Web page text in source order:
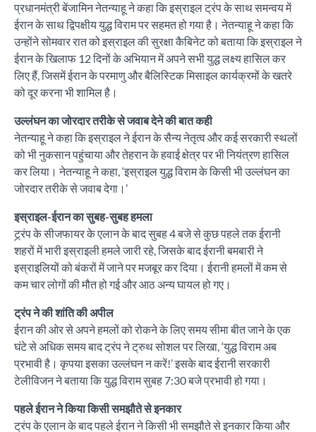
प्रधानमंत्री बेंजामिन नेतन्याहू ने कहा कि इस्राइल ट्रंप के साथ समन्वय में
ईरान के साथ द्विपक्षीय युद्ध विराम पर सहमत हो गया है। नेतन्याहू ने कहा कि
उन्होंने सोमवार रात को इस्राइल की सुरक्षा कैबिनेट को बताया कि इस्राइल ने
ईरान के खिलाफ 12 दिनों के अभियान में अपने सभी युद्ध लक्ष्य हासिल कर
लिए हैं, जिसमें ईरान के परमाणु और बैलिस्टिक मिसाइल कार्यक्रमों के खतरे
को दूर करना भी शामिल है।
उल्लंघन का जोरदार तरीके से जवाब देने की बात कही
नेतन्याहू ने कहा कि इस्राइल ने ईरान के सैन्य नेतृत्व और कई सरकारी स्थलों
को भी नुकसान पहुंचाया और तेहरान के हवाई क्षेत्र पर भी नियंत्रण हासिल
कर लिया। नेतन्याहू ने कहा, ‘इस्राइल युद्ध विराम के किसी भी उल्लंघन का
जोरदार तरीके से जवाब देगा।’
इस्राइल-ईरान का सुबह-सुबह हमला
ट्र्रंप के सीजफायर के एलान के बाद सुबह 4 बजे से कुछ पहले तक ईरानी
शहरों में भारी इस्राइली हमले जारी रहे, जिसके बाद ईरानी बमबारी ने
इस्राइलियों को बंकरों में जाने पर मजबूर कर दिया। ईरानी हमलों में कम से
कम चार लोगों की मौत हो गई और आठ अन्य घायल हो गए।
ट्रंप ने की शांति की अपील
ईरान की ओर से अपने हमलों को रोकने के लिए समय सीमा बीत जाने के एक
घंटे से अधिक समय बाद ट्रंप ने ट्रुथ सोशल पर लिखा, ‘युद्ध विराम अब
प्रभावी है। कृपया इसका उल्लंघन न करें!’ इसके बाद ईरानी सरकारी
टेलीविजन ने बताया कि युद्ध विराम सुबह 7:30 बजे प्रभावी हो गया।
पहले ईरान ने किया किसी समझौते से इनकार
ट्रंप के एलान के बाद पहले ईरान ने किसी भी समझौते से इनकार किया और